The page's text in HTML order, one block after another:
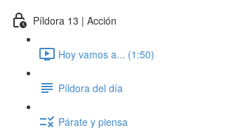
Píldora 13 | Acción
Hoy vamos a... (1:50)
Píldora del día
Párate y piensa